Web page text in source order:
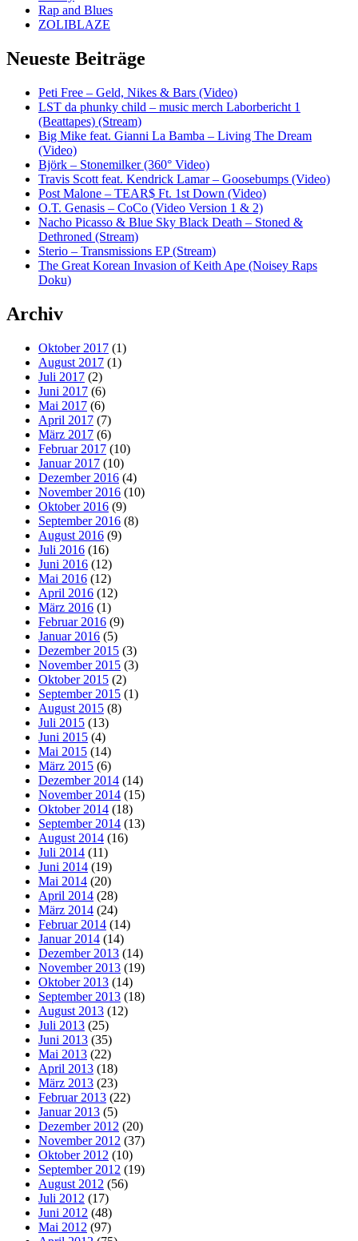
Rap and Blues
ZOLIBLAZE
Neueste Beiträge
Peti Free – Geld, Nikes & Bars (Video)
LST da phunky child – music merch Laborbericht 1
(Beattapes) (Stream)
Big Mike feat. Gianni La Bamba – Living The Dream
(Video)
Björk – Stonemilker (360° Video)
Travis Scott feat. Kendrick Lamar – Goosebumps (Video)
Post Malone – TEAR$ Ft. 1st Down (Video)
O.T. Genasis – CoCo (Video Version 1 & 2)
Nacho Picasso & Blue Sky Black Death – Stoned &
Dethroned (Stream)
Sterio – Transmissions EP (Stream)
The Great Korean Invasion of Keith Ape (Noisey Raps
Doku)
Archiv
Oktober 2017 (1)
August 2017 (1)
Juli 2017 (2)
Juni 2017 (6)
Mai 2017 (6)
April 2017 (7)
März 2017 (6)
Februar 2017 (10)
Januar 2017 (10)
Dezember 2016 (4)
November 2016 (10)
Oktober 2016 (9)
September 2016 (8)
August 2016 (9)
Juli 2016 (16)
Juni 2016 (12)
Mai 2016 (12)
April 2016 (12)
März 2016 (1)
Februar 2016 (9)
Januar 2016 (5)
Dezember 2015 (3)
November 2015 (3)
Oktober 2015 (2)
September 2015 (1)
August 2015 (8)
Juli 2015 (13)
Juni 2015 (4)
Mai 2015 (14)
März 2015 (6)
Dezember 2014 (14)
November 2014 (15)
Oktober 2014 (18)
September 2014 (13)
August 2014 (16)
Juli 2014 (11)
Juni 2014 (19)
Mai 2014 (20)
April 2014 (28)
März 2014 (24)
Februar 2014 (14)
Januar 2014 (14)
Dezember 2013 (14)
November 2013 (19)
Oktober 2013 (14)
September 2013 (18)
August 2013 (12)
Juli 2013 (25)
Juni 2013 (35)
Mai 2013 (22)
April 2013 (18)
März 2013 (23)
Februar 2013 (22)
Januar 2013 (5)
Dezember 2012 (20)
November 2012 (37)
Oktober 2012 (10)
September 2012 (19)
August 2012 (56)
Juli 2012 (17)
Juni 2012 (48)
Mai 2012 (97)